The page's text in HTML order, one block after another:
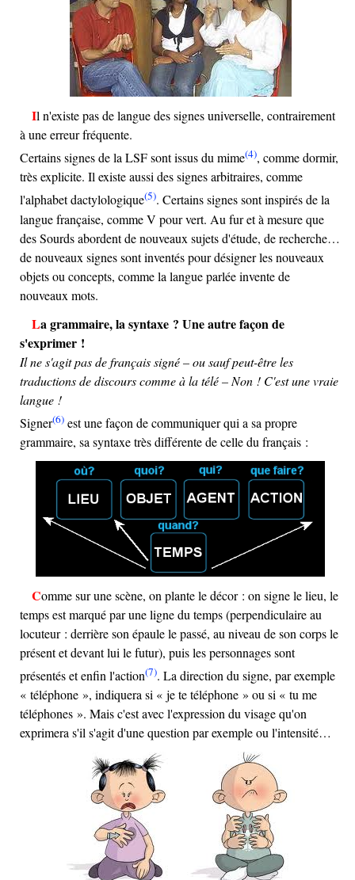
Il n'existe pas de langue des signes universelle, contrairement
à une erreur fréquente.
Certains signes de la LSF sont issus du mime(4), comme dormir,
très explicite. Il existe aussi des signes arbitraires, comme
l'alphabet dactylologique(5). Certains signes sont inspirés de la
langue française, comme V pour vert. Au fur et à mesure que
des Sourds abordent de nouveaux sujets d'étude, de recherche…
de nouveaux signes sont inventés pour désigner les nouveaux
objets ou concepts, comme la langue parlée invente de
nouveaux mots.
La grammaire, la syntaxe ? Une autre façon de
s'exprimer !
Il ne s'agit pas de français signé – ou sauf peut-être les
traductions de discours comme à la télé – Non ! C'est une vraie
langue !
Signer(6) est une façon de communiquer qui a sa propre
grammaire, sa syntaxe très différente de celle du français :
Comme sur une scène, on plante le décor : on signe le lieu, le
temps est marqué par une ligne du temps (perpendiculaire au
locuteur : derrière son épaule le passé, au niveau de son corps le
présent et devant lui le futur), puis les personnages sont
présentés et enfin l'action(7). La direction du signe, par exemple
« téléphone », indiquera si « je te téléphone » ou si « tu me
téléphones ». Mais c'est avec l'expression du visage qu'on
exprimera s'il s'agit d'une question par exemple ou l'intensité…